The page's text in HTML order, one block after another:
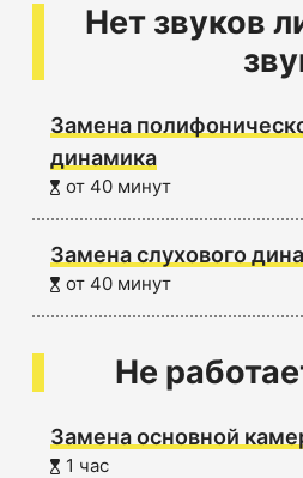
Нет звуков
Замена
динамика
от 40 минут
Замена слухового
от 40 минут
Не
Замена основной
1 час